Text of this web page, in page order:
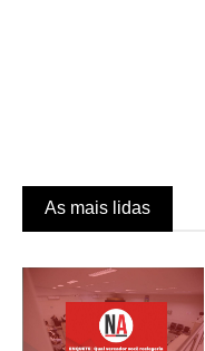
As mais lidas